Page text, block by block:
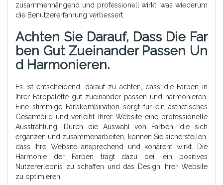
zusammenhängend und professionell wirkt, was wiederum
die Benutzererfahrung verbessert.
Achten Sie Darauf, Dass Die Far
Ben Gut Zueinander Passen Un
D Harmonieren.
Es ist entscheidend, darauf zu achten, dass die Farben in
Ihrer Farbpalette gut zueinander passen und harmonieren.
Eine stimmige Farbkombination sorgt für ein ästhetisches
Gesamtbild und verleiht Ihrer Website eine professionelle
Ausstrahlung. Durch die Auswahl von Farben, die sich
ergänzen und zusammenarbeiten, können Sie sicherstellen,
dass Ihre Website ansprechend und kohärent wirkt. Die
Harmonie der Farben trägt dazu bei, ein positives
Nutzererlebnis zu schaffen und das Design Ihrer Website
zu optimieren.